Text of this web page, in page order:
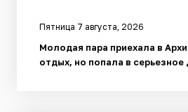
Пятница 7 августа, 2026
Молодая пара приехала в
отдых, но попала в